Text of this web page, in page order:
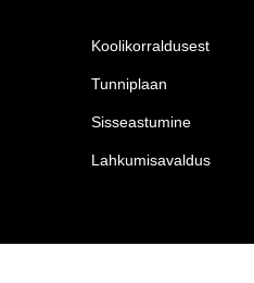
Koolikorraldusest
Tunniplaan
Sisseastumine
Lahkumisavaldus